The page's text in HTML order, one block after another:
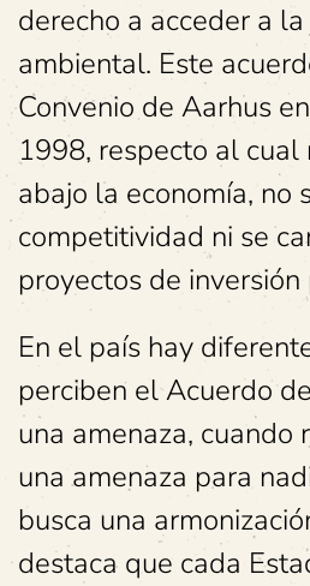
derecho a acceder a
ambiental. Este
Convenio de Aarhus
1998, respecto al cual
abajo la economía, no
competitividad ni se
proyectos de inversión
En el país hay
perciben el Acuerdo
una amenaza, cuando
una amenaza para
busca una
destaca que cada